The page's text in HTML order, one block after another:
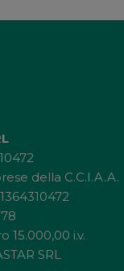
della C.C.I.A.A.
15.000,00 i.v.
SRL